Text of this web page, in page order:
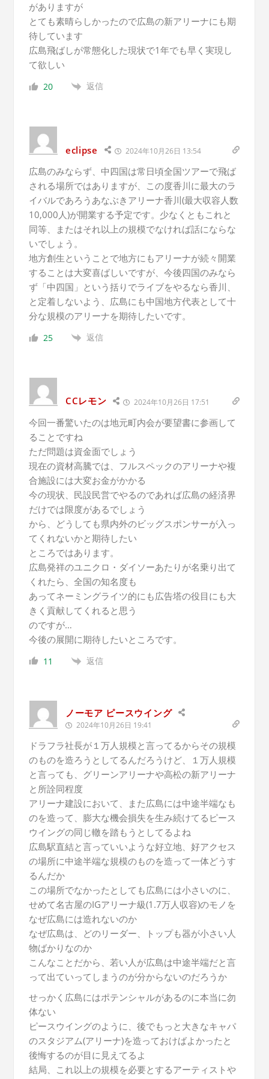
がありますが
とても素晴らしかったので広島の新アリーナにも期
待しています
広島飛ばしが常態化した現状で1年でも早く実現し
て欲しい
20 返信
eclipse 2024年10月26日 13:54
広島のみならず、中四国は常日頃全国ツアーで飛ば
される場所ではありますが、この度香川に最大のラ
イバルであろうあなぶきアリーナ香川(最大収容人数
10,000人)が開業する予定です。少なくともこれと
同等、またはそれ以上の規模でなければ話にならな
いでしょう。
地方創生ということで地方にもアリーナが続々開業
することは大変喜ばしいですが、今後四国のみなら
ず「中四国」という括りでライブをやるなら香川、
と定着しないよう、広島にも中国地方代表として十
分な規模のアリーナを期待したいです。
25 返信
CCレモン 2024年10月26日 17:51
今回一番驚いたのは地元町内会が要望書に参画して
ることですね
ただ問題は資金面でしょう
現在の資材高騰では、フルスペックのアリーナや複
合施設には大変お金がかかる
今の現状、民設民営でやるのであれば広島の経済界
だけでは限度があるでしょう
から、どうしても県内外のビッグスポンサーが入っ
てくれないかと期待したい
ところではあります。
広島発祥のユニクロ・ダイソーあたりが名乗り出て
くれたら、全国の知名度も
あってネーミングライツ的にも広告塔の役目にも大
きく貢献してくれると思う
のですが…
今後の展開に期待したいところです。
11 返信
ノーモア ピースウイング
2024年10月26日 19:41
ドラフラ社長が１万人規模と言ってるからその規模
のものを造ろうとしてるんだろうけど、１万人規模
と言っても、グリーンアリーナや高松の新アリーナ
と所詮同程度
アリーナ建設において、また広島には中途半端なも
のを造って、膨大な機会損失を生み続けてるピース
ウイングの同じ轍を踏もうとしてるよね
広島駅直結と言っていいような好立地、好アクセス
の場所に中途半端な規模のものを造って一体どうす
るんだか
この場所でなかったとしても広島には小さいのに、
せめて名古屋のIGアリーナ級(1.7万人収容)のモノを
なぜ広島には造れないのか
なぜ広島は、どのリーダー、トップも器が小さい人
物ばかりなのか
こんなことだから、若い人が広島は中途半端だと言
って出ていってしまうのが分からないのだろうか
せっかく広島にはポテンシャルがあるのに本当に勿
体ない
ピースウイングのように、後でもっと大きなキャパ
のスタジアム(アリーナ)を造っておけばよかったと
後悔するのが目に見えてるよ
結局、これ以上の規模を必要とするアーティストや